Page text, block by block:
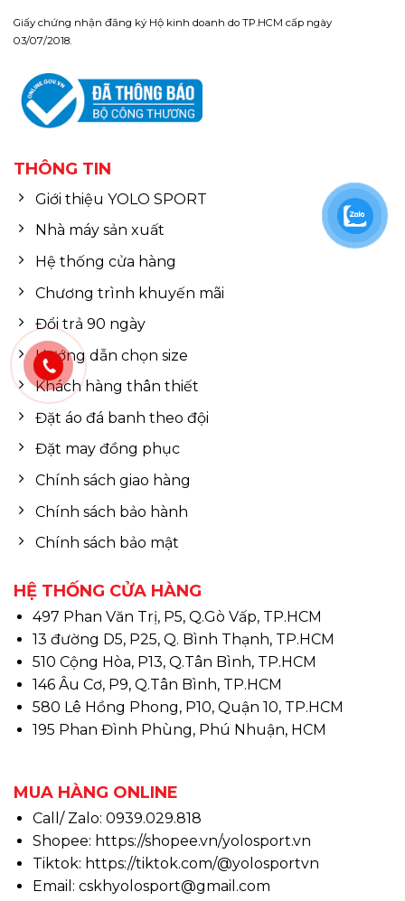
Giấy chứng nhận đăng ký Hộ kinh doanh do TP.HCM cấp ngày
03/07/2018.
THÔNG TIN
Giới thiệu YOLO SPORT
Nhà máy sản xuất
Hệ thống cửa hàng
Chương trình khuyến mãi
Đổi trả 90 ngày
Hướng dẫn chọn size
Khách hàng thân thiết
Đặt áo đá banh theo đội
Đặt may đồng phục
Chính sách giao hàng
Chính sách bảo hành
Chính sách bảo mật
HỆ THỐNG CỬA HÀNG
497 Phan Văn Trị, P5, Q.Gò Vấp, TP.HCM
13 đường D5, P25, Q. Bình Thạnh, TP.HCM
510 Cộng Hòa, P13, Q.Tân Bình, TP.HCM
146 Âu Cơ, P9, Q.Tân Bình, TP.HCM
580 Lê Hồng Phong, P10, Quận 10, TP.HCM
195 Phan Đình Phùng, Phú Nhuận, HCM
MUA HÀNG ONLINE
Call/ Zalo: 0939.029.818
Shopee: https://shopee.vn/yolosport.vn
Tiktok: https://tiktok.com/@yolosportvn
Email: cskhyolosport@gmail.com